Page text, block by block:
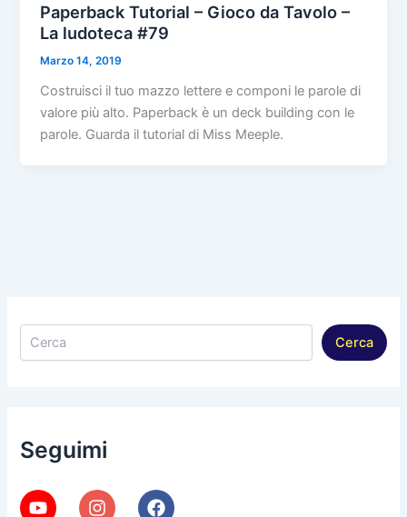
Paperback Tutorial – Gioco da Tavolo –
La ludoteca #79
Marzo 14, 2019
Costruisci il tuo mazzo lettere e componi le parole di
valore più alto. Paperback è un deck building con le
parole. Guarda il tutorial di Miss Meeple.
Cerca
Cerca
Seguimi